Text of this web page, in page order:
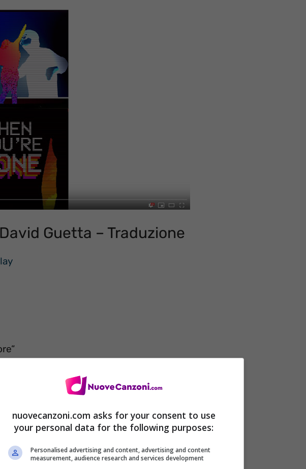
Guetta – Traduzione
ci provassi
nel weekend
nuovecanzoni.com asks for your consent to use
your personal data for the following purposes:
Personalised advertising and content, advertising and content
measurement, audience research and services development